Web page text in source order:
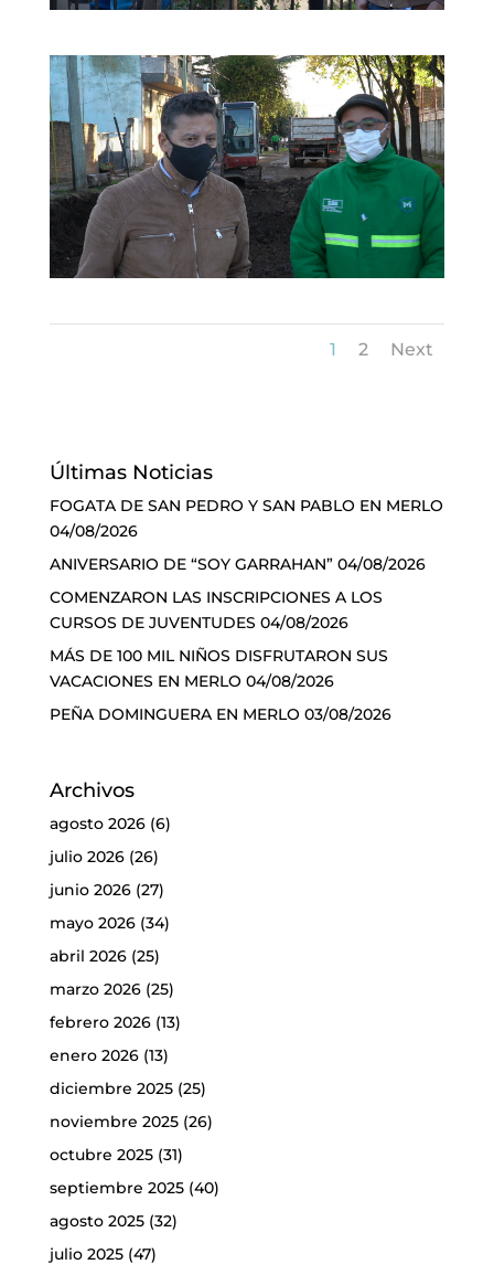
1 2 Next
Últimas Noticias
FOGATA DE SAN PEDRO Y SAN PABLO EN MERLO
04/08/2026
ANIVERSARIO DE “SOY GARRAHAN” 04/08/2026
COMENZARON LAS INSCRIPCIONES A LOS
CURSOS DE JUVENTUDES 04/08/2026
MÁS DE 100 MIL NIÑOS DISFRUTARON SUS
VACACIONES EN MERLO 04/08/2026
PEÑA DOMINGUERA EN MERLO 03/08/2026
Archivos
agosto 2026(6)
julio 2026(26)
junio 2026(27)
mayo 2026(34)
abril 2026(25)
marzo 2026(25)
febrero 2026(13)
enero 2026(13)
diciembre 2025(25)
noviembre 2025(26)
octubre 2025(31)
septiembre 2025(40)
agosto 2025(32)
julio 2025(47)